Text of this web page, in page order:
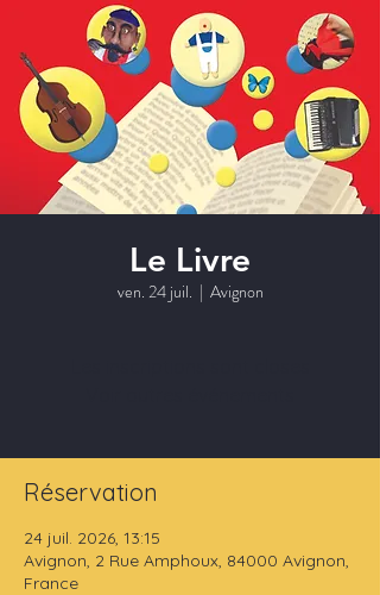
Le Livre
ven. 24 juil.
  |
Avignon
Réservation
24 juil. 2026, 13:15
Avignon, 2 Rue Amphoux, 84000 Avignon,
France